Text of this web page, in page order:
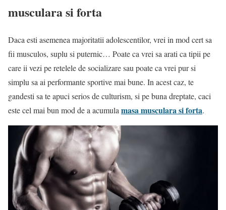
musculara si forta
Daca esti asemenea majoritatii adolescentilor, vrei in mod cert sa
fii musculos, suplu si puternic… Poate ca vrei sa arati ca tipii pe
care ii vezi pe retelele de socializare sau poate ca vrei pur si
simplu sa ai performante sportive mai bune. In acest caz, te
gandesti sa te apuci serios de culturism, si pe buna dreptate, caci
este cel mai bun mod de a acumula masa musculara si forta.